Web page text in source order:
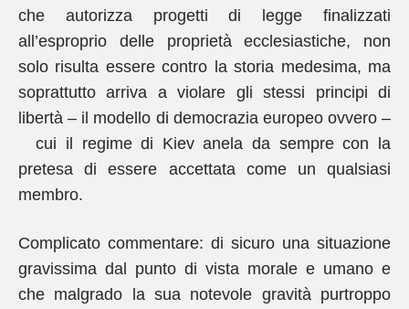
che autorizza progetti di legge finalizzati
all’esproprio delle proprietà ecclesiastiche, non
solo risulta essere contro la storia medesima, ma
soprattutto arriva a violare gli stessi principi di
libertà – il modello di democrazia europeo ovvero –
cui il regime di Kiev anela da sempre con la
pretesa di essere accettata come un qualsiasi
membro.
Complicato commentare: di sicuro una situazione
gravissima dal punto di vista morale e umano e
che malgrado la sua notevole gravità purtroppo